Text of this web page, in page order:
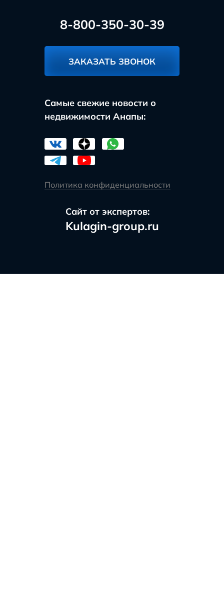
8-800-350-30-39
ЗАКАЗАТЬ ЗВОНОК
Самые свежие новости о
недвижимости Анапы:
Политика конфиденциальности
Сайт от экспертов:
Kulagin-group.ru